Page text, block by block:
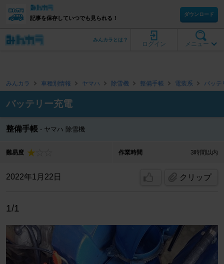
記事を保存していつでも見られる！
ダウンロード
メニュー
ログイン
みんカラとは？
みんカラ 車種別情報 ヤマハ 除雪機 整備手帳 電装系 バッテ
バッテリー充電
整備手帳 ヤマハ 除雪機
難易度 作業時間 3時間以内
2022年1月22日 クリップ
1/1